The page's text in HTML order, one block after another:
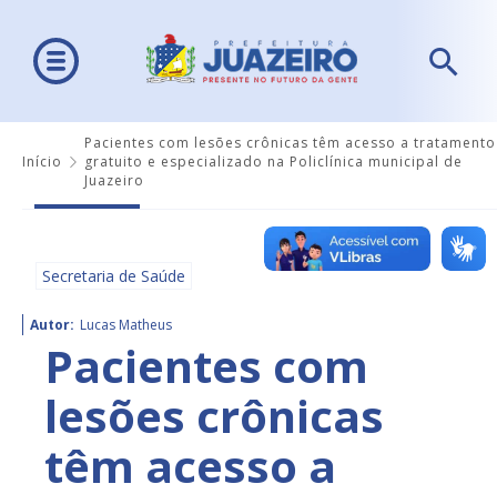
Início
Pacientes com lesões crônicas têm acesso a tratamento
gratuito e especializado na Policlínica municipal de
Juazeiro
Secretaria de Saúde
Autor: Lucas Matheus
Pacientes com
lesões crônicas
têm acesso a